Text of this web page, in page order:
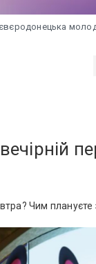
Чим плануєте